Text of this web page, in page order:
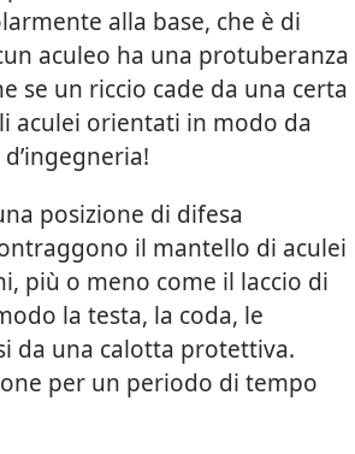
alla base, che è di
aculeo ha una protuberanza
se un riccio cade da una certa
aculei orientati in modo da
posizione di difesa
il mantello di aculei
più o meno come il laccio di
la testa, la coda, le
da una calotta protettiva.
per un periodo di tempo